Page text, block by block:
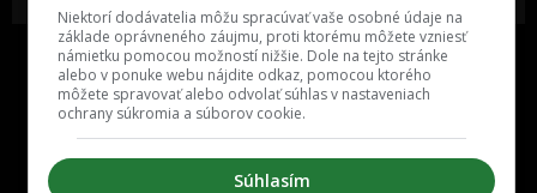
Niektorí dodávatelia môžu spracúvať vaše osobné údaje na
základe oprávneného záujmu, proti ktorému môžete vzniesť
námietku pomocou možností nižšie. Dole na tejto stránke
alebo v ponuke webu nájdite odkaz, pomocou ktorého
môžete spravovať alebo odvolať súhlas v nastaveniach
ochrany súkromia a súborov cookie.
Súhlasím